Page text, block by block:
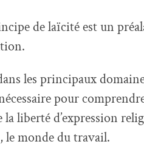
delaïcité est un
les principaux
pour
la liberté d’expression
le monde du travail.